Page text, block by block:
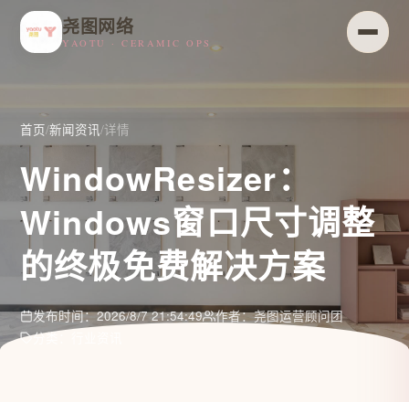
尧图网络
YAOTU · CERAMIC OPS
首页/新闻资讯/详情
WindowResizer：
Windows窗口尺寸调整
的终极免费解决方案
发布时间：2026/8/7 21:54:49
作者：尧图运营顾问团
分类：行业资讯